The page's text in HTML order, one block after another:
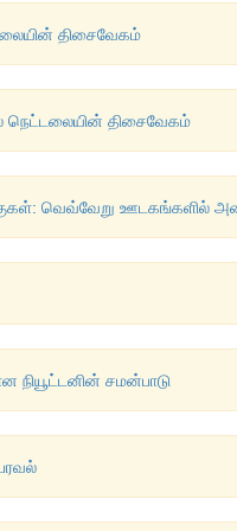
திசைவேகம்
திசைவேகம்
வெவ்வேறு ஊடகங்களில்
நியூட்டனின் சமன்பாடு